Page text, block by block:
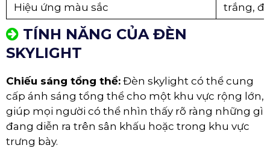
Hiệu ứng màu sắc
trắng,
TÍNH NĂNG CỦA ĐÈN
SKYLIGHT
Chiếu sáng tổng thể: Đèn skylight có thể cung
cấp ánh sáng tổng thể cho một khu vực rộng lớn,
giúp mọi người có thể nhìn thấy rõ ràng những gì
đang diễn ra trên sân khấu hoặc trong khu vực
trưng bày.